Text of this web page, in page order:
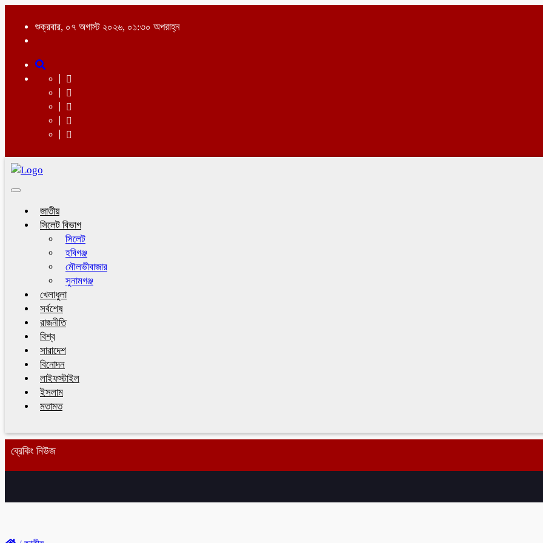
শুক্রবার, ০৭ অগাস্ট ২০২৬, ০১:৩০ অপরাহ্ন
Toggle
জাতীয়
সিলেট বিভাগ
সিলেট
হবিগঞ্জ
মৌলভীবাজার
সুনামগঞ্জ
খেলাধুলা
সর্বশেষ
রাজনীতি
বিশ্ব
সারাদেশ
বিনোদন
লাইফস্টাইল
ইসলাম
মতামত
ব্রেকিং নিউজ